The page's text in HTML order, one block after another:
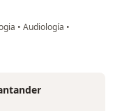
• Audiología •